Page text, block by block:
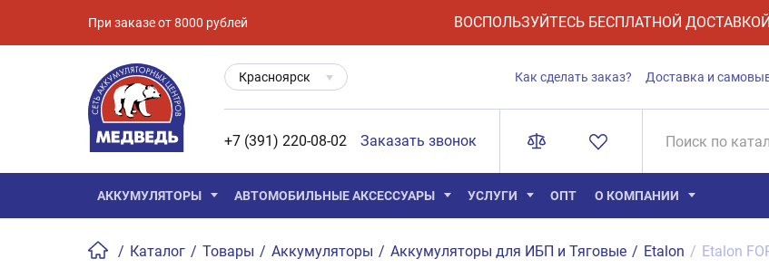
При заказе от 8000 рублей ВОСПОЛЬЗУЙТЕСЬ БЕСПЛАТНОЙ
Красноярск Как сделать заказ? Доставка и
+7 (391) 220-08-02 Заказать звонок
АККУМУЛЯТОРЫ АВТОМОБИЛЬНЫЕ АКСЕССУАРЫ УСЛУГИ ОПТ О КОМПАНИИ
/ Каталог / Товары / Аккумуляторы / Аккумуляторы для ИБП и Тяговые / Etalon / Etalon